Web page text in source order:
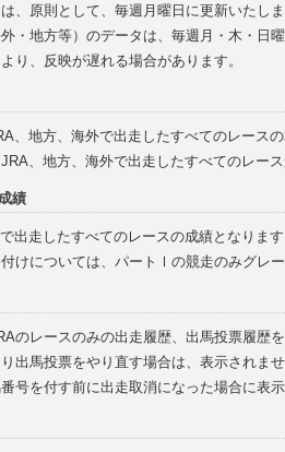
、原則として、毎週月曜日に更新いたしま
・地方等）のデータは、毎週月・木・日曜
り、反映が遅れる場合があります。
、地方、海外で出走したすべてのレース
JRA、地方、海外で出走したすべてのレー
績
出走したすべてのレースの成績となりま
けについては、パートⅠの競走のみグレ
のレースのみの出走履歴、出馬投票履歴を
出馬投票をやり直す場合は、表示されませ
号を付す前に出走取消になった場合に表示